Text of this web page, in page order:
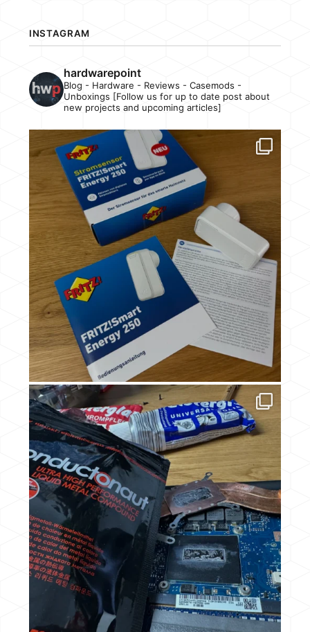
INSTAGRAM
hardwarepoint
Blog - Hardware - Reviews - Casemods -
Unboxings [Follow us for up to date post about
new projects and upcoming articles]